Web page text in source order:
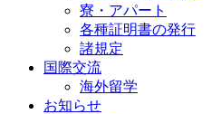
寮・アパート
各種証明書の発⾏
諸規定
国際交流
海外留学
お知らせ